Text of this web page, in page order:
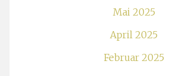
Mai 2025
April 2025
Februar 2025